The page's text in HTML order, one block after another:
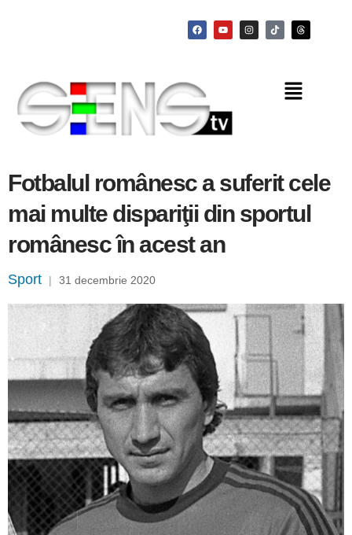
Fotbalul românesc a suferit cele
mai multe dispariţii din sportul
românesc în acest an
Sport | 31 decembrie 2020